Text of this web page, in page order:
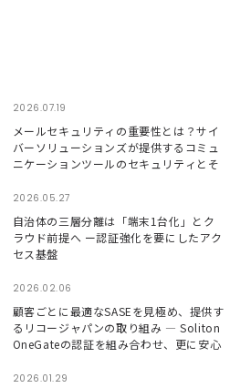
2026.07.19
メールセキュリティの重要性とは？サイ
バーソリューションズが提供するコミュ
ニケーションツールのセキュリティとそ
2026.05.27
自治体の三層分離は「端末1台化」とク
ラウド前提へ ー認証強化を要にしたアク
セス基盤
2026.02.06
顧客ごとに最適なSASEを見極め、提供す
るリコージャパンの取り組み ― Soliton
OneGateの認証を組み合わせ、更に安心
2026.01.29